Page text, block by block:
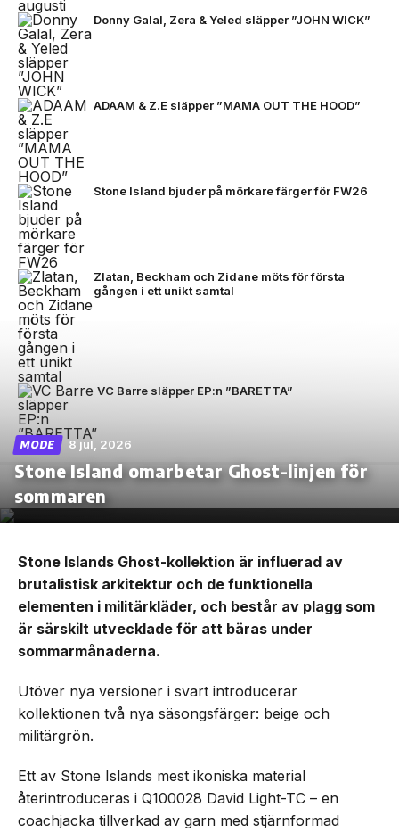
Donny Galal, Zera & Yeled släpper ”JOHN WICK”
ADAAM & Z.E släpper ”MAMA OUT THE HOOD”
Stone Island bjuder på mörkare färger för FW26
Zlatan, Beckham och Zidane möts för första
gången i ett unikt samtal
VC Barre släpper EP:n ”BARETTA”
MODE 8 jul, 2026
Stone Island omarbetar Ghost-linjen för
sommaren
Stone Islands Ghost-kollektion är influerad av
brutalistisk arkitektur och de funktionella
elementen i militärkläder, och består av plagg som
är särskilt utvecklade för att bäras under
sommarmånaderna.
Utöver nya versioner i svart introducerar
kollektionen två nya säsongsfärger: beige och
militärgrön.
Ett av Stone Islands mest ikoniska material
återintroduceras i Q100028 David Light-TC – en
coachjacka tillverkad av garn med stjärnformad